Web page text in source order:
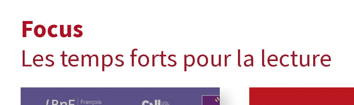
Focus
Les temps forts pour la lecture